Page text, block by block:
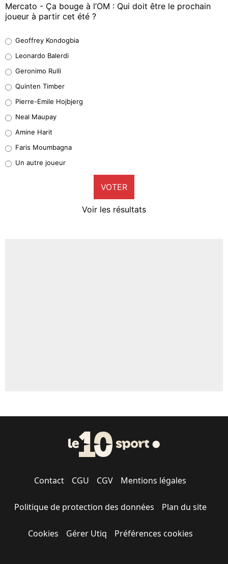
Mercato - Ça bouge à l’OM : Qui doit être le prochain
joueur à partir cet été ?
38%
32%
5%
1%
9%
Geoffrey Kondogbia
Leonardo Balerdi
Geronimo Rulli
Quinten Timber
Pierre-Emile Hojbjerg
Neal Maupay
Amine Harit
Faris Moumbagna
Un autre joueur
VOTER
Voir les résultats
Contact CGU CGV Mentions légales
Politique de protection des données Plan du site
Cookies Gérer Utiq Préférences cookies